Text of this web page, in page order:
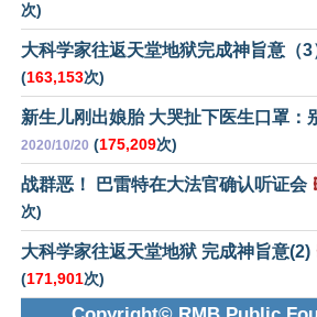
次)
大科学家往返天堂地狱完成神旨意（3
(163,153次)
新生儿刚出娘胎 大哭扯下医生口罩：
2020/10/20 (175,209次)
战群恶！ 巴雷特在大法官确认听证会
次)
大科学家往返天堂地狱 完成神旨意(2)
(171,901次)